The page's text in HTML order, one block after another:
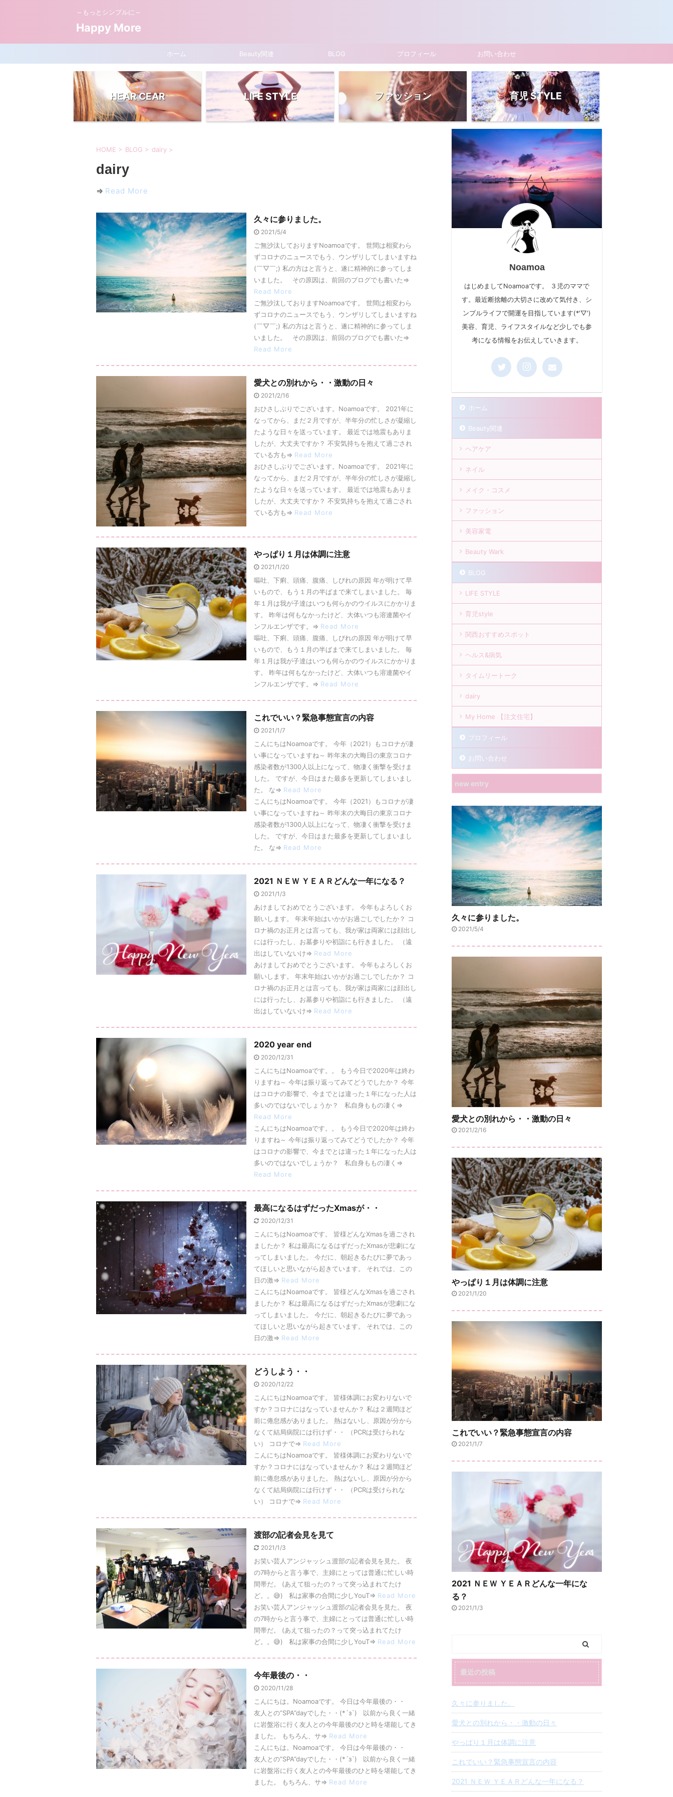
～もっとシンプルに～
Happy More
ホーム Beauty関連 BLOG プロフィール お問い合わせ
HEAR CEAR LIFE STYLE ファッション 育児 STYLE
HOME > BLOG > dairy >
dairy
⇒ Read More
久々に参りました。
2021/5/4
ご無沙汰しておりますNoamoaです。 世間は相変わら
ずコロナのニュースでもう、ウンザリしてしまいますね
(￣▽￣;) 私の方はと言うと、遂に精神的に参ってしま
いました。 その原因は、前回のブログでも書いた⇒
Read More
ご無沙汰しておりますNoamoaです。 世間は相変わら
ずコロナのニュースでもう、ウンザリしてしまいますね
(￣▽￣;) 私の方はと言うと、遂に精神的に参ってしま
いました。 その原因は、前回のブログでも書いた⇒
Read More
愛犬との別れから・・激動の日々
2021/2/16
おひさしぶりでございます。Noamoaです。 2021年に
なってから、まだ２月ですが、半年分の忙しさが凝縮し
たような日々を送っています。 最近では地震もありま
したが、大丈夫ですか？ 不安気持ちを抱えて過ごされ
ている方も⇒ Read More
おひさしぶりでございます。Noamoaです。 2021年に
なってから、まだ２月ですが、半年分の忙しさが凝縮し
たような日々を送っています。 最近では地震もありま
したが、大丈夫ですか？ 不安気持ちを抱えて過ごされ
ている方も⇒ Read More
やっぱり１月は体調に注意
2021/1/20
嘔吐、下痢、頭痛、腹痛、しびれの原因 年が明けて早
いもので、もう１月の半ばまで来てしまいました。 毎
年１月は我が子達はいつも何らかのウイルスにかかりま
す。 昨年は何もなかったけど、大体いつも溶連菌やイ
ンフルエンザです。⇒ Read More
嘔吐、下痢、頭痛、腹痛、しびれの原因 年が明けて早
いもので、もう１月の半ばまで来てしまいました。 毎
年１月は我が子達はいつも何らかのウイルスにかかりま
す。 昨年は何もなかったけど、大体いつも溶連菌やイ
ンフルエンザです。⇒ Read More
これでいい？緊急事態宣言の内容
2021/1/7
こんにちはNoamoaです。 今年（2021）もコロナが凄
い事になっていますね～ 昨年末の大晦日の東京コロナ
感染者数が1300人以上になって、物凄く衝撃を受けま
した。 ですが、今日はまた最多を更新してしまいまし
た。 な⇒ Read More
こんにちはNoamoaです。 今年（2021）もコロナが凄
い事になっていますね～ 昨年末の大晦日の東京コロナ
感染者数が1300人以上になって、物凄く衝撃を受けま
した。 ですが、今日はまた最多を更新してしまいまし
た。 な⇒ Read More
2021 ＮＥＷ ＹＥＡＲどんな一年になる？
2021/1/3
あけましておめでとうございます。 今年もよろしくお
願いします。 年末年始はいかがお過ごしでしたか？ コ
ロナ禍のお正月とは言っても、我が家は両家には顔出し
には行ったし、お墓参りや初詣にも行きました。 （遠
出はしていないけ⇒ Read More
あけましておめでとうございます。 今年もよろしくお
願いします。 年末年始はいかがお過ごしでしたか？ コ
ロナ禍のお正月とは言っても、我が家は両家には顔出し
には行ったし、お墓参りや初詣にも行きました。 （遠
出はしていないけ⇒ Read More
2020 year end
2020/12/31
こんにちはNoamoaです。。 もう今日で2020年は終わ
りますね～ 今年は振り返ってみてどうでしたか？ 今年
はコロナの影響で、今までとは違った１年になった人は
多いのではないでしょうか？ 私自身ももの凄く⇒
Read More
こんにちはNoamoaです。。 もう今日で2020年は終わ
りますね～ 今年は振り返ってみてどうでしたか？ 今年
はコロナの影響で、今までとは違った１年になった人は
多いのではないでしょうか？ 私自身ももの凄く⇒
Read More
最高になるはずだったXmasが・・
2020/12/31
こんにちはNoamoaです。 皆様どんなXmasを過ごされ
ましたか？ 私は最高になるはずだったXmasが悲劇にな
ってしまいました。 今だに、朝起きるたびに夢であっ
てほしいと思いながら起きています。 それでは、この
日の激⇒ Read More
こんにちはNoamoaです。 皆様どんなXmasを過ごされ
ましたか？ 私は最高になるはずだったXmasが悲劇にな
ってしまいました。 今だに、朝起きるたびに夢であっ
てほしいと思いながら起きています。 それでは、この
日の激⇒ Read More
どうしよう・・
2020/12/22
こんにちはNoamoaです。 皆様体調にお変わりないで
すか？コロナにはなっていませんか？ 私は２週間ほど
前に倦怠感がありました。 熱はないし、原因が分から
なくて結局病院には行けず・・ （PCRは受けられな
い） コロナで⇒ Read More
こんにちはNoamoaです。 皆様体調にお変わりないで
すか？コロナにはなっていませんか？ 私は２週間ほど
前に倦怠感がありました。 熱はないし、原因が分から
なくて結局病院には行けず・・ （PCRは受けられな
い） コロナで⇒ Read More
渡部の記者会見を見て
2021/1/3
お笑い芸人アンジャッシュ渡部の記者会見を見た。 夜
の7時からと言う事で、主婦にとっては普通に忙しい時
間帯だ。 (あえて狙ったの？って突っ込まれてたけ
ど。。😅) 私は家事の合間に少しYouT⇒ Read More
お笑い芸人アンジャッシュ渡部の記者会見を見た。 夜
の7時からと言う事で、主婦にとっては普通に忙しい時
間帯だ。 (あえて狙ったの？って突っ込まれてたけ
ど。。😅) 私は家事の合間に少しYouT⇒ Read More
今年最後の・・
2020/11/28
こんにちは。Noamoaです。 今日は今年最後の・・
友人との”SPA”dayでした・・(*´з`) 以前から良く一緒
に岩盤浴に行く友人との今年最後のひと時を堪能してき
ました。 もちろん、サ⇒ Read More
こんにちは。Noamoaです。 今日は今年最後の・・
友人との”SPA”dayでした・・(*´з`) 以前から良く一緒
に岩盤浴に行く友人との今年最後のひと時を堪能してき
ました。 もちろん、サ⇒ Read More
Noamoa
はじめましてNoamoaです。 ３児のママで
す。最近断捨離の大切さに改めて気付き、シ
ンプルライフで開運を目指しています(*'▽')
美容、育児、ライフスタイルなど少しでも参
考になる情報をお伝えしていきます。
ホーム
Beauty関連
ヘアケア
ネイル
メイク・コスメ
ファッション
美容家電
Beauty Wark
BLOG
LIFE STYLE
育児style
関西おすすめスポット
ヘルス&病気
タイムリートーク
dairy
My Home 【注文住宅】
プロフィール
お問い合わせ
new entry
久々に参りました。
2021/5/4
愛犬との別れから・・激動の日々
2021/2/16
やっぱり１月は体調に注意
2021/1/20
これでいい？緊急事態宣言の内容
2021/1/7
2021 ＮＥＷ ＹＥＡＲどんな一年にな
る？
2021/1/3
最近の投稿
久々に参りました。
愛犬との別れから・・激動の日々
やっぱり１月は体調に注意
これでいい？緊急事態宣言の内容
2021 ＮＥＷ ＹＥＡＲどんな一年になる？